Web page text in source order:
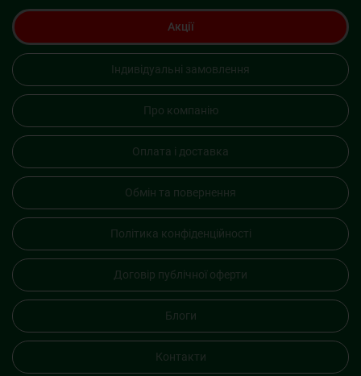
Акції
Індивідуальні замовлення
Про компанію
Оплата і доставка
Обмін та повернення
Політика конфіденційності
Договір публічної оферти
Блоги
Контакти